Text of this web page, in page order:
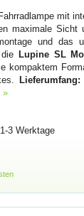
Fahrradlampe mit
maximale Sicht
und das
Lupine SL
kompaktem
Lieferumfang:
»
3 Werktage